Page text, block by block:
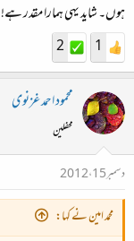
ہوں۔ شاید یہی ہمارا مقدر ہے!
1
2
محمود احمد غزنوی
محفلین
دسمبر 15، 2012
محمد امین نے کہا: